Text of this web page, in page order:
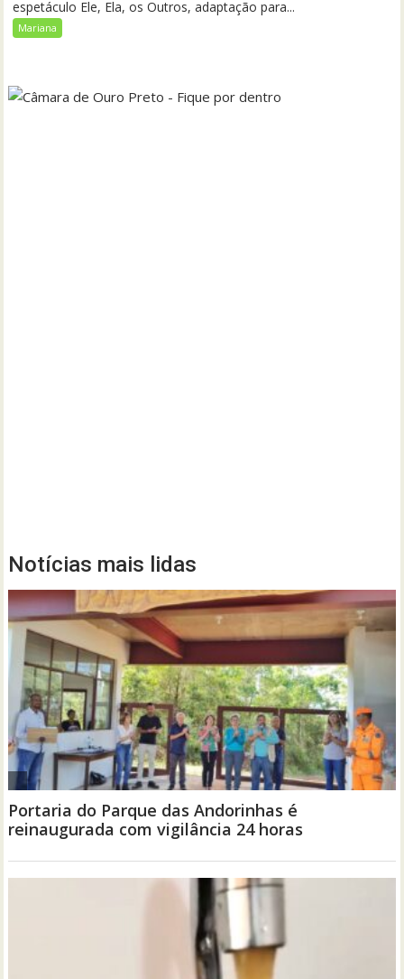
espetáculo Ele, Ela, os Outros, adaptação para...
Mariana
Notícias mais lidas